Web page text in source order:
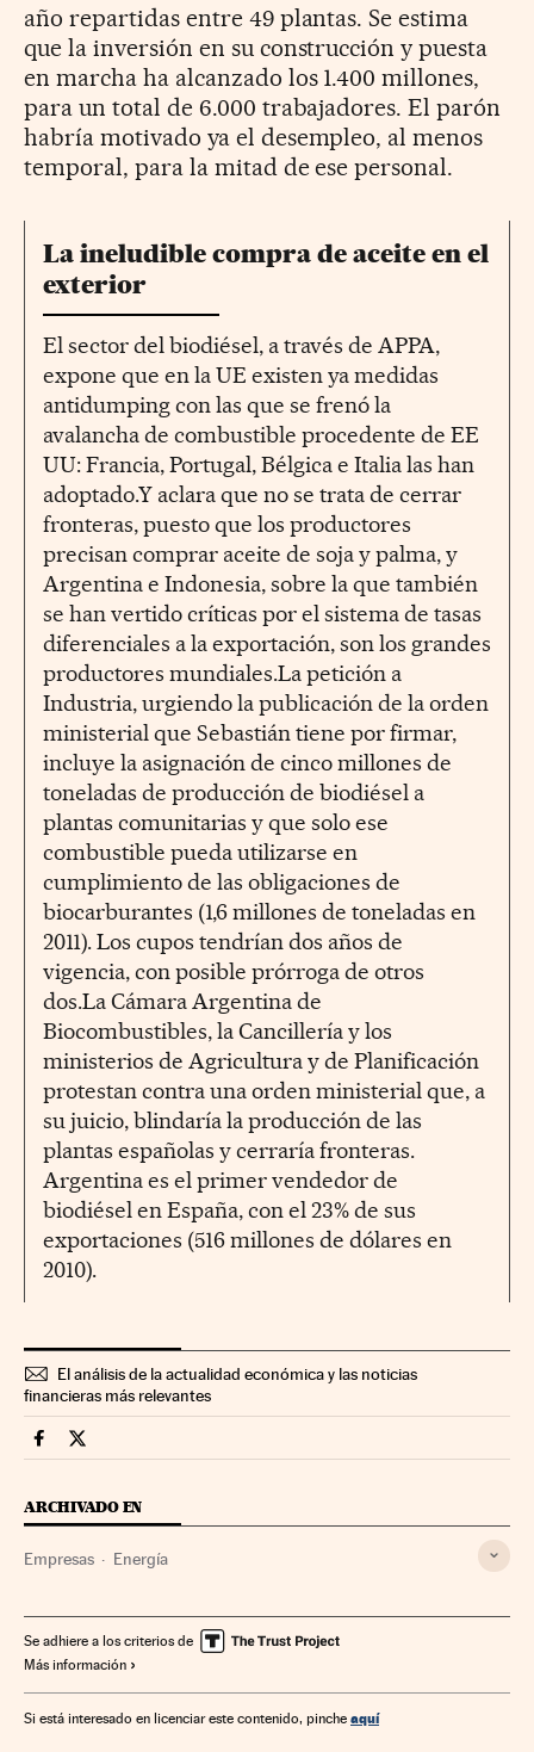
año repartidas entre 49 plantas. Se estima
que la inversión en su construcción y puesta
en marcha ha alcanzado los 1.400 millones,
para un total de 6.000 trabajadores. El parón
habría motivado ya el desempleo, al menos
temporal, para la mitad de ese personal.
La ineludible compra de aceite en el
exterior
El sector del biodiésel, a través de APPA,
expone que en la UE existen ya medidas
antidumping con las que se frenó la
avalancha de combustible procedente de EE
UU: Francia, Portugal, Bélgica e Italia las han
adoptado.Y aclara que no se trata de cerrar
fronteras, puesto que los productores
precisan comprar aceite de soja y palma, y
Argentina e Indonesia, sobre la que también
se han vertido críticas por el sistema de tasas
diferenciales a la exportación, son los grandes
productores mundiales.La petición a
Industria, urgiendo la publicación de la orden
ministerial que Sebastián tiene por firmar,
incluye la asignación de cinco millones de
toneladas de producción de biodiésel a
plantas comunitarias y que solo ese
combustible pueda utilizarse en
cumplimiento de las obligaciones de
biocarburantes (1,6 millones de toneladas en
2011). Los cupos tendrían dos años de
vigencia, con posible prórroga de otros
dos.La Cámara Argentina de
Biocombustibles, la Cancillería y los
ministerios de Agricultura y de Planificación
protestan contra una orden ministerial que, a
su juicio, blindaría la producción de las
plantas españolas y cerraría fronteras.
Argentina es el primer vendedor de
biodiésel en España, con el 23% de sus
exportaciones (516 millones de dólares en
2010).
El análisis de la actualidad económica y las noticias
financieras más relevantes
Companias Cinco Días en Facebook
Companias Cinco Días en Twitter
ARCHIVADO EN
Empresas Energía
Se adhiere a los criterios de
Más información
Si está interesado en licenciar este contenido, pinche aquí